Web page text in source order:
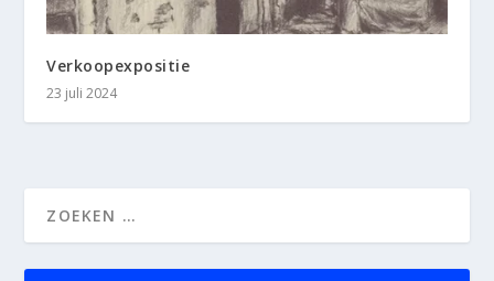
Verkoopexpositie
23 juli 2024